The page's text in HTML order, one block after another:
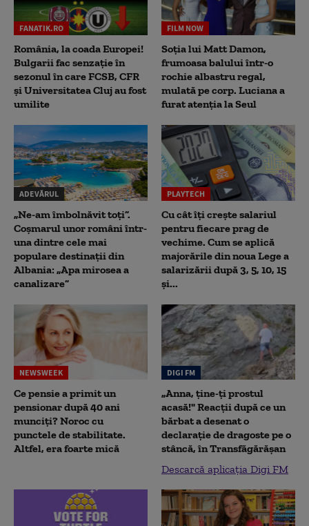
FANATIK.RO
România, la coada Europei!
Bulgarii fac senzație în
sezonul în care FCSB, CFR
și Universitatea Cluj au fost
umilite
FILM NOW
Soția lui Matt Damon,
frumoasa balului într-o
rochie albastru regal,
mulată pe corp. Luciana a
furat atenția la Seul
ADEVĂRUL
„Ne-am îmbolnăvit toți”.
Coșmarul unor români într-
una dintre cele mai
populare destinații din
Albania: „Apa mirosea a
canalizare”
PLAYTECH
Cu cât îți crește salariul
pentru fiecare prag de
vechime. Cum se aplică
majorările din noua Lege a
salarizării după 3, 5, 10, 15
și...
NEWSWEEK
Ce pensie a primit un
pensionar după 40 ani
munciți? Noroc cu
punctele de stabilitate.
Altfel, era foarte mică
DIGI FM
„Anna, ţine-ţi prostul
acasă!" Reacţii după ce un
bărbat a desenat o
declaraţie de dragoste pe o
stâncă, în Transfăgărăşan
Descarcă aplicația Digi FM